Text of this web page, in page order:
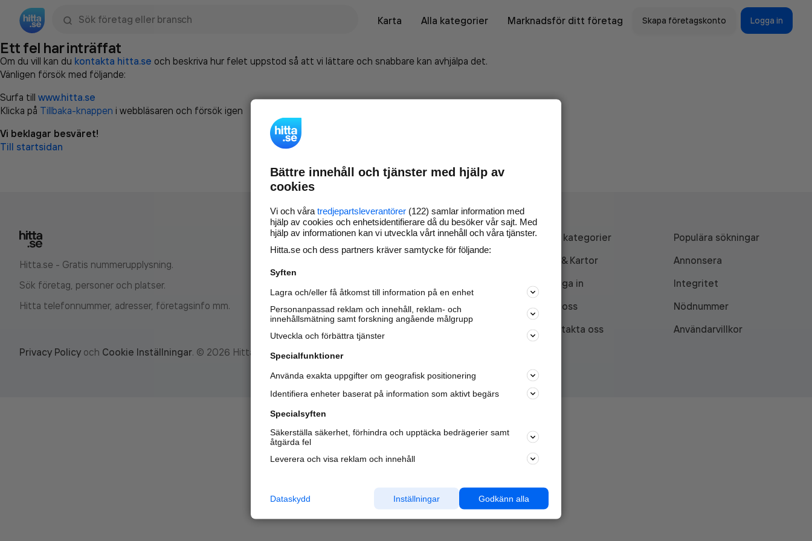
Karta
Alla kategorier Marknadsför ditt företag Skapa företagskonto Logga in
Ett fel har inträffat
Om du vill kan du kontakta hitta.se och beskriva hur felet uppstod så att vi lättare och snabbare kan avhjälpa det.
Vänligen försök med följande:
Surfa till www.hitta.se
Klicka på Tillbaka-knappen i webbläsaren och försök igen
Vi beklagar besväret!
Till startsidan
Hitta.se - Gratis nummerupplysning.
Sök företag, personer och platser.
Hitta telefonnummer, adresser, företagsinfo mm.
Marknadsför företaget på
nya kunder och
samarbetspartners nära dig.
Läs mer här
Alla kategorier
Populära sökningar
API & Kartor
Annonsera
Logga in
Integritet
Om oss
Nödnummer
Kontakta oss
Användarvillkor
Privacy Policy och Cookie Inställningar. © 2026 Hitta.se
Bättre innehåll och tjänster med hjälp av
cookies
Vi och våra tredjepartsleverantörer (122) samlar information med
hjälp av cookies och enhetsidentifierare då du besöker vår sajt. Med
hjälp av informationen kan vi utveckla vårt innehåll och våra tjänster.
Hitta.se och dess partners kräver samtycke för följande:
Syften
Lagra och/eller få åtkomst till information på en enhet
Personanpassad reklam och innehåll, reklam- och
innehållsmätning samt forskning angående målgrupp
Utveckla och förbättra tjänster
Specialfunktioner
Använda exakta uppgifter om geografisk positionering
Identifiera enheter baserat på information som aktivt begärs
Specialsyften
Säkerställa säkerhet, förhindra och upptäcka bedrägerier samt
åtgärda fel
Leverera och visa reklam och innehåll
Godkänn alla
Inställningar
Dataskydd